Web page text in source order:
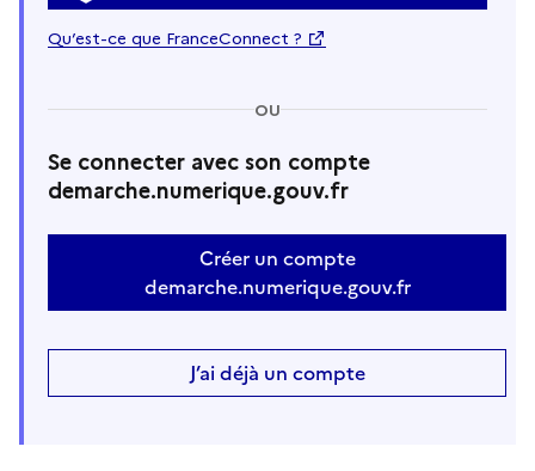
Qu’est-ce que FranceConnect ?
OU
Se connecter avec son compte
demarche.numerique.gouv.fr
Créer un compte
demarche.numerique.gouv.fr
J’ai déjà un compte